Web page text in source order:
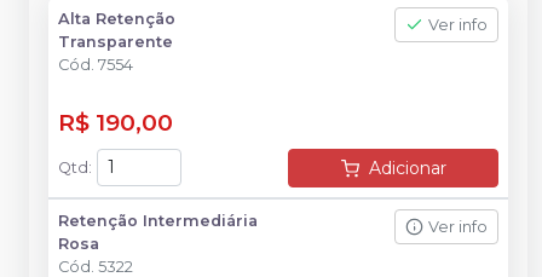
Alta Retenção
Transparente
Cód. 7554
Ver info
R$ 190,00
Qtd : Adicionar
Retenção Intermediária
Rosa
Cód. 5322
Ver info